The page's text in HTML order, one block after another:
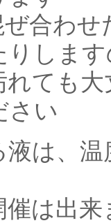
合わせ
りしま
れても
さい
は、温
催は出